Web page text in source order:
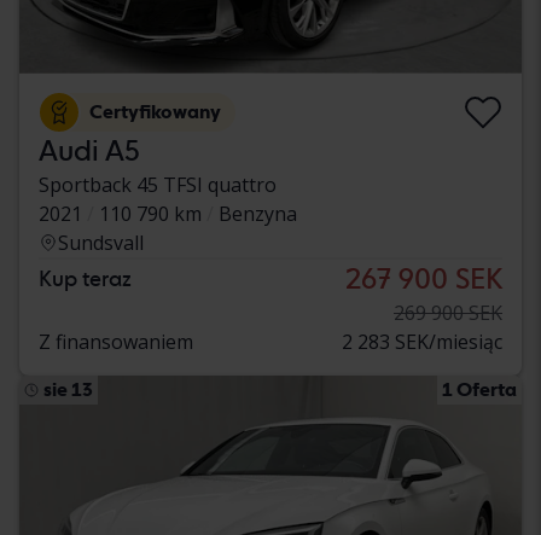
Certyfikowany
Audi A5
Sportback 45 TFSI quattro
2021
110 790 km
Benzyna
Sundsvall
Kup teraz 267 900 SEK
269 900 SEK
Z finansowaniem
2 283 SEK/miesiąc
sie 13 1 Oferta